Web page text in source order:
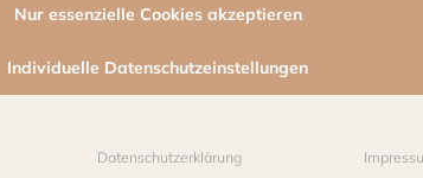
Nur essenzielle Cookies akzeptieren
Individuelle Datenschutzeinstellungen
Datenschutzerklärung